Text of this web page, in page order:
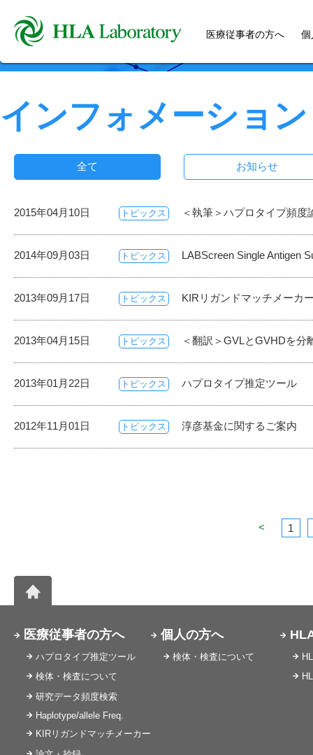
医療従事者の方へ 個
インフォメーション
全て お知らせ
2015年04月10日 トピックス ＜執筆＞ハプロタイプ頻度
2014年09月03日 トピックス LABScreen Single Antigen
2013年09月17日 トピックス KIRリガンドマッチメーカ
2013年04月15日 トピックス ＜翻訳＞GVLとGVHDを分
2013年01月22日 トピックス ハプロタイプ推定ツール
2012年11月01日 トピックス 淳彦基金に関するご案内
< 1
医療従事者の方へ
ハプロタイプ推定ツール
検体・検査について
研究データ頻度検索
Haplotype/allele Freq.
KIRリガンドマッチメーカー
個人の方へ
検体・検査について